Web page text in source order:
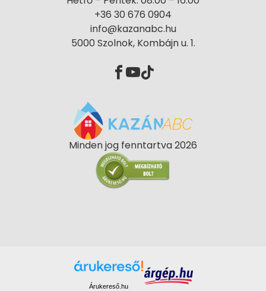
+36 30 676 0904
info@kazanabc.hu
5000 Szolnok, Kombájn u. 1.
Minden jog fenntartva 2026
Árukereső.hu